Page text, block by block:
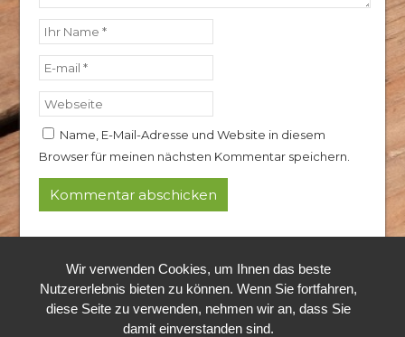
Name, E-Mail-Adresse und Website in diesem
Browser für meinen nächsten Kommentar speichern.
Alle Rechte vorbehalten.
Wir verwenden Cookies, um Ihnen das beste
Nutzererlebnis bieten zu können. Wenn Sie fortfahren,
diese Seite zu verwenden, nehmen wir an, dass Sie
damit einverstanden sind.